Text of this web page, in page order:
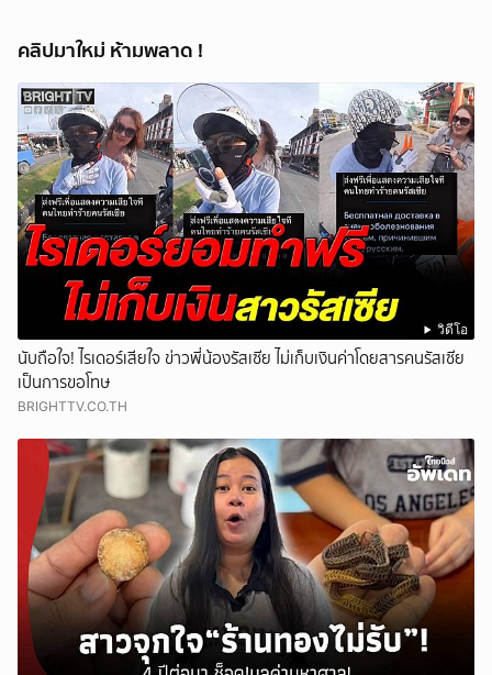
คลิปมาใหม่ ห้ามพลาด !
วิดีโอ
นับถือใจ! ไรเดอร์เสียใจ ข่าวพี่น้องรัสเซีย ไม่เก็บเงินค่าโดยสารคนรัสเซีย
เป็นการขอโทษ
BRIGHTTV.CO.TH